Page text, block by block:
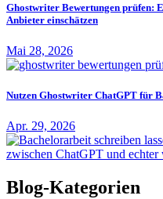
Ghostwriter Bewertungen prüfen:
Anbieter einschätzen
Mai 28, 2026
Nutzen Ghostwriter ChatGPT für
Apr. 29, 2026
Blog-Kategorien